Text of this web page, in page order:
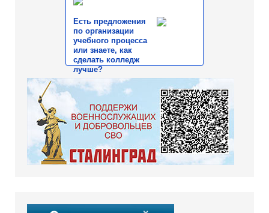
Есть предложения
по организации
учебного процесса
или знаете, как
сделать колледж
лучше?